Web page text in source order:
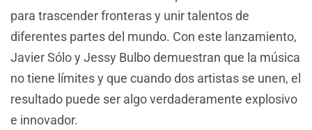
para trascender fronteras y unir talentos de
diferentes partes del mundo. Con este lanzamiento,
Javier Sólo y Jessy Bulbo demuestran que la música
no tiene límites y que cuando dos artistas se unen, el
resultado puede ser algo verdaderamente explosivo
e innovador.